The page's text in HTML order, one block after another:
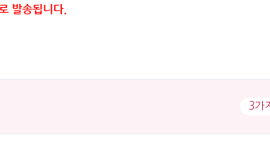
발송됩니다.
3가